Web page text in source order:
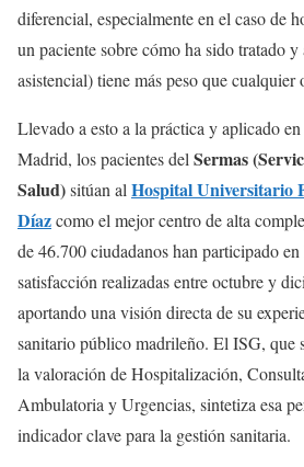
diferencial, especialmente en el caso de
un paciente sobre cómo ha sido tratado
asistencial) tiene más peso que cualquier
Llevado a esto a la práctica y aplicado
Madrid, los pacientes del Sermas
Salud)sitúan al Hospital Universitario
Díazcomo el mejor centro de alta
de 46.700 ciudadanos han participado en
satisfacción realizadas entre octubre y
aportando una visión directa de su
sanitario público madrileño. El ISG, que
la valoración de Hospitalización,
Ambulatoria y Urgencias, sintetiza esa
indicador clave para la gestión sanitaria.